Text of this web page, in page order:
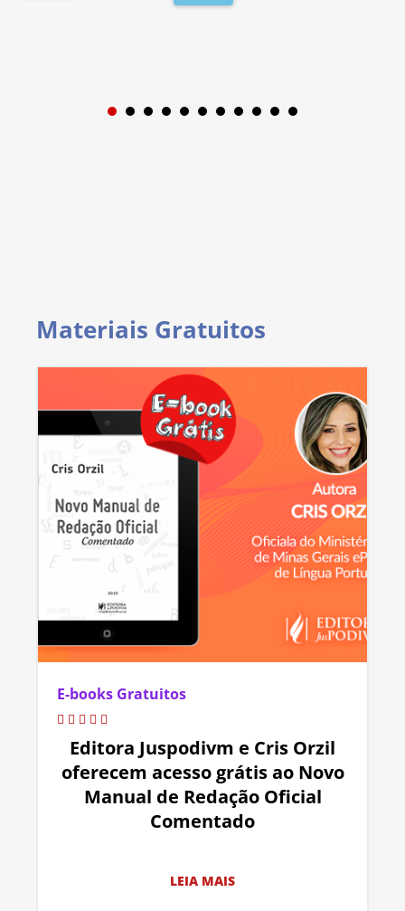
1 2 3
Materiais Gratuitos
E-books Gratuitos
Editora Juspodivm e Cris Orzil
oferecem acesso grátis ao Novo
Manual de Redação Oficial
Comentado
LEIA MAIS